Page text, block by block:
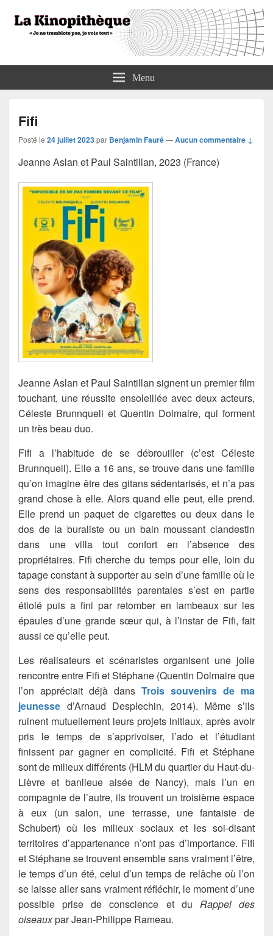
La KinopithèqueMenu
Fifi
Posté le 24 juillet 2023par Benjamin Fauré—Aucun commentaire ↓
Jeanne Aslan et Paul Saintillan, 2023 (France)
Jeanne Aslan et Paul Saintillan signent un premier film
touchant, une réussite ensoleillée avec deux acteurs,
Céleste Brunnquell et Quentin Dolmaire, qui forment
un très beau duo.
Fifi a l’habitude de se débrouiller (c’est Céleste
Brunnquell). Elle a 16 ans, se trouve dans une famille
qu’on imagine être des gitans sédentarisés, et n’a pas
grand chose à elle. Alors quand elle peut, elle prend.
Elle prend un paquet de cigarettes ou deux dans le
dos de la buraliste ou un bain moussant clandestin
dans une villa tout confort en l’absence des
propriétaires. Fifi cherche du temps pour elle, loin du
tapage constant à supporter au sein d’une famille où le
sens des responsabilités parentales s’est en partie
étiolé puis a fini par retomber en lambeaux sur les
épaules d’une grande sœur qui, à l’instar de Fifi, fait
aussi ce qu’elle peut.
Les réalisateurs et scénaristes organisent une jolie
rencontre entre Fifi et Stéphane (Quentin Dolmaire que
l’on appréciait déjà dans Trois souvenirs de ma
jeunesse d’Arnaud Desplechin, 2014). Même s’ils
ruinent mutuellement leurs projets initiaux, après avoir
pris le temps de s’apprivoiser, l’ado et l’étudiant
finissent par gagner en complicité. Fifi et Stéphane
sont de milieux différents (HLM du quartier du Haut-du-
Lièvre et banlieue aisée de Nancy), mais l’un en
compagnie de l’autre, ils trouvent un troisième espace
à eux (un salon, une terrasse, une fantaisie de
Schubert) où les milieux sociaux et les soi-disant
territoires d’appartenance n’ont pas d’importance. Fifi
et Stéphane se trouvent ensemble sans vraiment l’être,
le temps d’un été, celui d’un temps de relâche où l’on
se laisse aller sans vraiment réfléchir, le moment d’une
possible prise de conscience et du Rappel des
oiseauxpar Jean-Philippe Rameau.